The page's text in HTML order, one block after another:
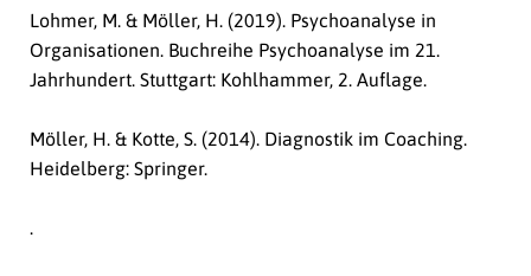
Lohmer, M. & Möller, H. (2019). Psychoanalyse in
Organisationen. Buchreihe Psychoanalyse im 21.
Jahrhundert. Stuttgart: Kohlhammer, 2. Auflage.
Möller, H. & Kotte, S. (2014). Diagnostik im Coaching.
Heidelberg: Springer.
.